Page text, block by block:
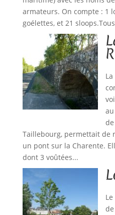
armateurs. On compte : 1
goélettes, et 21
Taillebourg, permettait de
un pont sur la Charente.
dont 3 voûtées...